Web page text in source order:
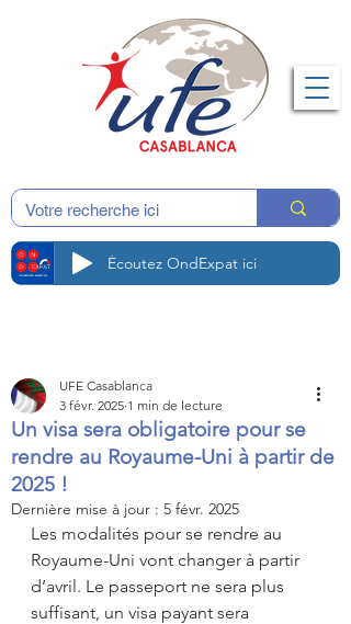
Écoutez OndExpat ici
Un visa sera obligatoire pour se
rendre au Royaume-Uni à partir de
2025 !
UFE Casablanca
3 févr. 2025 1 min de lecture
Dernière mise à jour : 5 févr. 2025
Les modalités pour se rendre au
Royaume-Uni vont changer à partir
d’avril. Le passeport ne sera plus
suffisant, un visa payant sera